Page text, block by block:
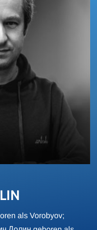
als Vorobyov;